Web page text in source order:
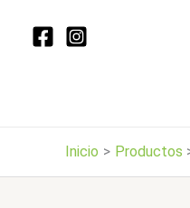
Inicio Productos